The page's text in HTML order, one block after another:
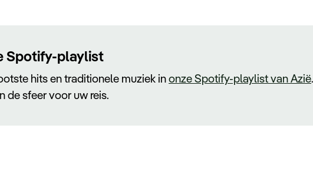
Spotify-playlist
hits en traditionele muziek inonze Spotify-playlist van Azië
de sfeer voor uw reis.